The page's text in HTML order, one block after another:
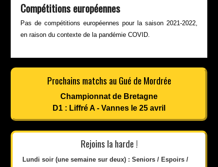
Compétitions européennes
Pas de compétitions européennes pour la saison 2021-2022,
en raison du contexte de la pandémie COVID.
Prochains matchs au Gué de Mordrée
Championnat de Bretagne
D1 : Liffré A - Vannes le 25 avril
Rejoins la harde !
Lundi soir (une semaine sur deux) : Seniors / Espoirs /